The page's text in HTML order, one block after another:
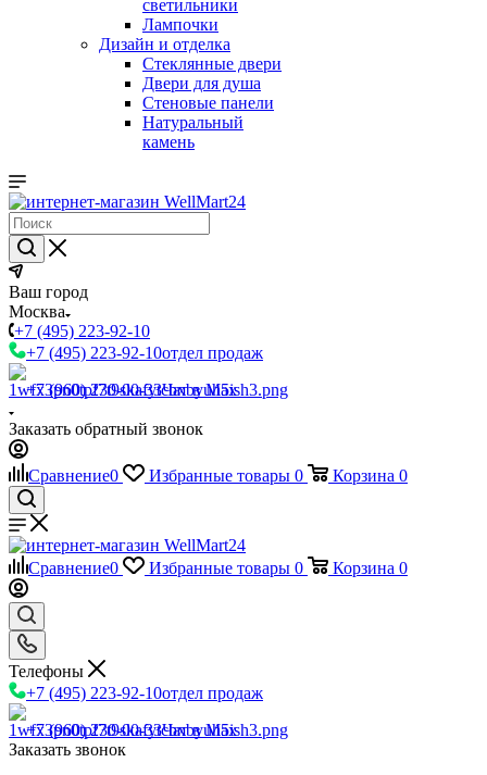
светильники
Лампочки
Дизайн и отделка
Стеклянные двери
Двери для душа
Стеновые панели
Натуральный
камень
Ваш город
Москва
+7 (495) 223-92-10
+7 (495) 223-92-10отдел продаж
+7 (960) 230-00-33Чат в Max
Заказать обратный звонок
Сравнение0 Избранные товары 0 Корзина 0
Сравнение0 Избранные товары 0 Корзина 0
Телефоны
+7 (495) 223-92-10отдел продаж
+7 (960) 230-00-33Чат в Max
Заказать звонок